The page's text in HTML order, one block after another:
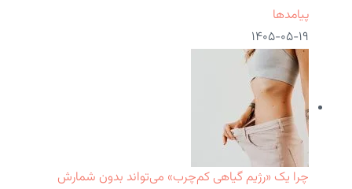
پیامدها
۱۴۰۵-۰۵-۱۹
چرا یک «رژیم گیاهی کم‌چرب» می‌تواند بدون شمارش